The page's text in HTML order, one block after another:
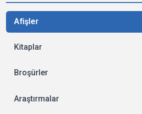
Afişler
Kitaplar
Broşürler
Araştırmalar